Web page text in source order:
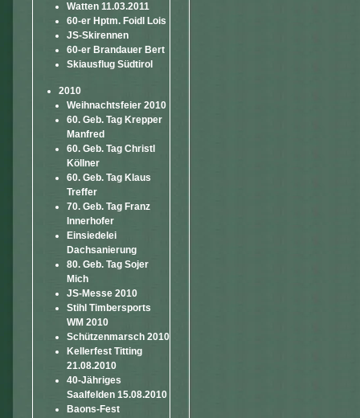
Watten 11.03.2011
60-er Hptm. Foidl Lois
JS-Skirennen
60-er Brandauer Bert
Skiausflug Südtirol
2010
Weihnachtsfeier 2010
60. Geb. Tag Krepper
Manfred
60. Geb. Tag Christl
Köllner
60. Geb. Tag Klaus
Treffer
70. Geb. Tag Franz
Innerhofer
Einsiedelei
Dachsanierung
80. Geb. Tag Sojer
Mich
JS-Messe 2010
Stihl Timbersports
WM 2010
Schützenmarsch 2010
Kellerfest Titting
21.08.2010
40-Jähriges
Saalfelden 15.08.2010
Baons-Fest